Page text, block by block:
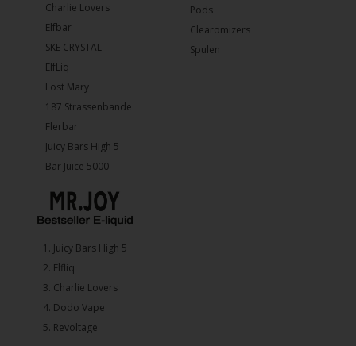
Pods
Clearomizers
Spulen
Charlie Lovers
Elfbar
SKE CRYSTAL
ElfLiq
Lost Mary
187 Strassenbande
Flerbar
Juicy Bars High 5
Bar Juice 5000
1.⁠ ⁠Juicy Bars High 5
2.⁠ ⁠⁠Elfliq
3.⁠ ⁠⁠Charlie Lovers
4.⁠ ⁠⁠Dodo Vape
5. ⁠Revoltage